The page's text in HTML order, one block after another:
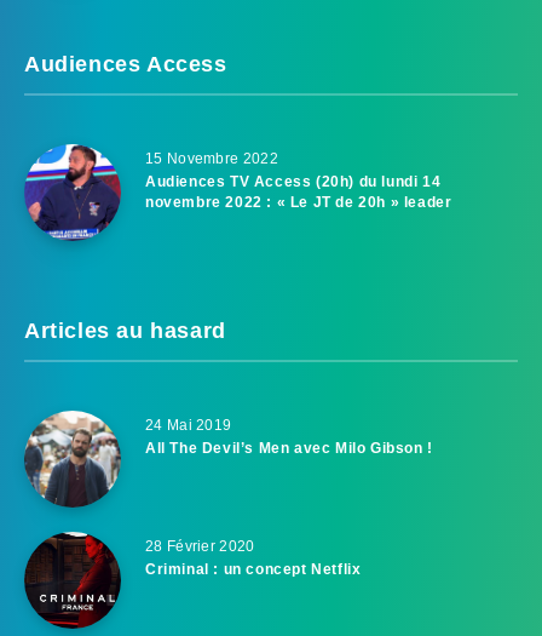
Audiences Access
15 Novembre 2022
Audiences TV Access (20h) du lundi 14
novembre 2022 : « Le JT de 20h » leader
Articles au hasard
24 Mai 2019
All The Devil’s Men avec Milo Gibson !
28 Février 2020
Criminal : un concept Netflix